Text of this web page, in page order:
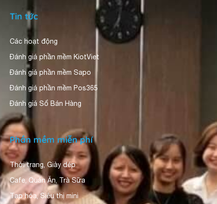
Tin tức
Các hoạt động
Đánh giá phần mềm KiotViet
Đánh giá phần mềm Sapo
Đánh giá phần mềm Pos365
Đánh giá Sổ Bán Hàng
Phần mềm miễn phí
Thời trang, Giày dép
Cafe, Quán Ăn, Trà Sữa
Tạp hóa, Siêu thị mini